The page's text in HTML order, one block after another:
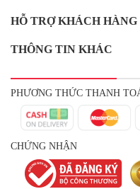
HỖ TRỢ KHÁCH HÀNG
THÔNG TIN KHÁC
PHƯƠNG THỨC THANH
CHỨNG NHẬN